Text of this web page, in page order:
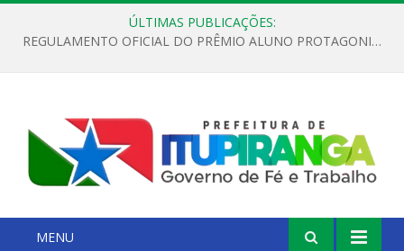
ÚLTIMAS PUBLICAÇÕES:
REGULAMENTO OFICIAL DO PRÊMIO ALUNO PROTAGONISTA – EDIÇÃO 2026
MENU